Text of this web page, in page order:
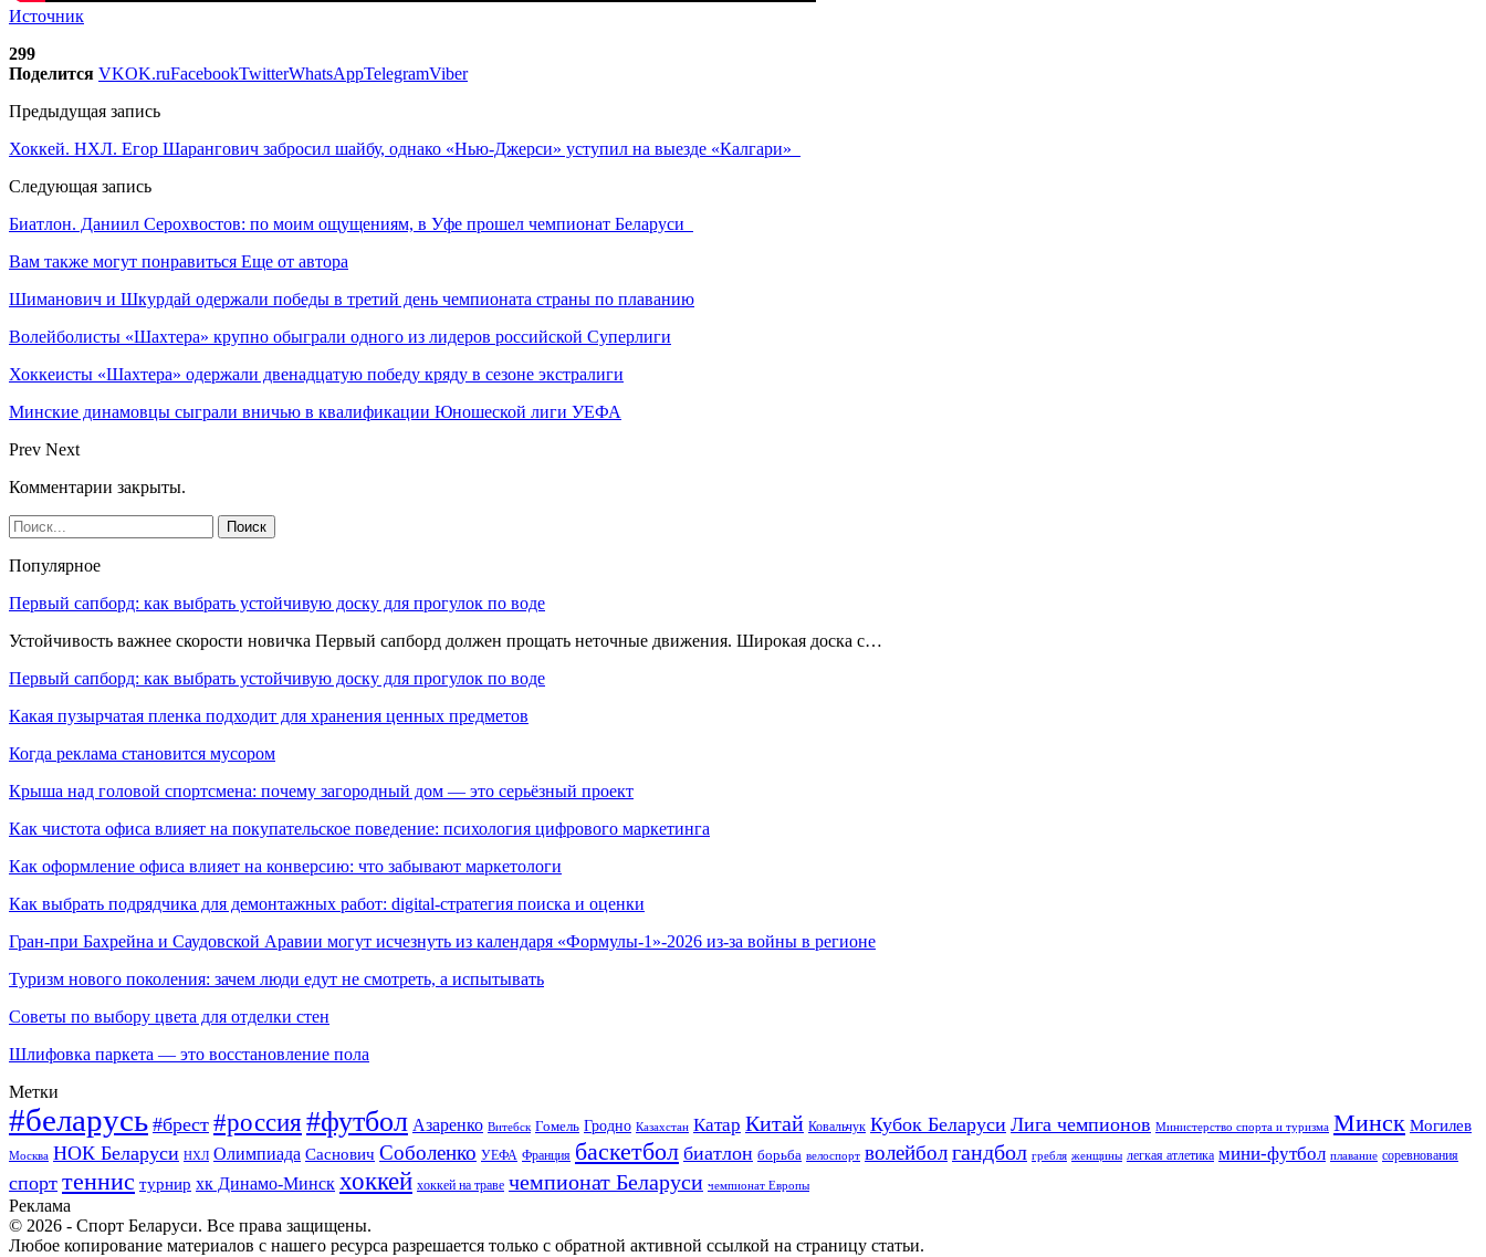
Источник
299
Поделится VKOK.ruFacebookTwitterWhatsAppTelegramViber
Предыдущая запись
Хоккей. НХЛ. Егор Шарангович забросил шайбу, однако «Нью-Джерси» уступил на выезде «Калгари»
Следующая запись
Биатлон. Даниил Серохвостов: по моим ощущениям, в Уфе прошел чемпионат Беларуси
Вам также могут понравиться Еще от автора
Шиманович и Шкурдай одержали победы в третий день чемпионата страны по плаванию
Волейболисты «Шахтера» крупно обыграли одного из лидеров российской Суперлиги
Хоккеисты «Шахтера» одержали двенадцатую победу кряду в сезоне экстралиги
Минские динамовцы сыграли вничью в квалификации Юношеской лиги УЕФА
Prev Next
Комментарии закрыты.
Популярное
Первый сапборд: как выбрать устойчивую доску для прогулок по воде
Устойчивость важнее скорости новичка Первый сапборд должен прощать неточные движения. Широкая доска с…
Первый сапборд: как выбрать устойчивую доску для прогулок по воде
Какая пузырчатая пленка подходит для хранения ценных предметов
Когда реклама становится мусором
Крыша над головой спортсмена: почему загородный дом — это серьёзный проект
Как чистота офиса влияет на покупательское поведение: психология цифрового маркетинга
Как оформление офиса влияет на конверсию: что забывают маркетологи
Как выбрать подрядчика для демонтажных работ: digital-стратегия поиска и оценки
Гран-при Бахрейна и Саудовской Аравии могут исчезнуть из календаря «Формулы-1»-2026 из-за войны в регионе
Туризм нового поколения: зачем люди едут не смотреть, а испытывать
Советы по выбору цвета для отделки стен
Шлифовка паркета — это восстановление пола
Метки
#беларусь #брест #россия#футбол Азаренко Витебск Гомель Гродно Казахстан Катар Китай Ковальчук Кубок Беларуси Лига чемпионов Министерство спорта и туризма Минск Могилев
Москва НОК Беларуси НХЛ Олимпиада Саснович Соболенко УЕФА Франция баскетбол биатлон борьба велоспорт волейболгандбол гребля женщины легкая атлетика мини-футбол плавание соревнования
спорт теннис турнир хк Динамо-Минск хоккей хоккей на траве чемпионат Беларуси чемпионат Европы
Реклама
© 2026 - Спорт Беларуси. Все права защищены.
Любое копирование материалов с нашего ресурса разрешается только с обратной активной ссылкой на страницу статьи.